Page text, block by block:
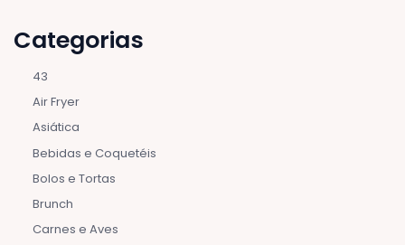
Categorias
43
Air Fryer
Asiática
Bebidas e Coquetéis
Bolos e Tortas
Brunch
Carnes e Aves